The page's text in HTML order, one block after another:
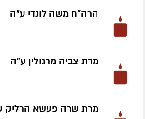
הרה"ח משה לונדי ע״ה
מרת צביה מרגולין ע״ה
מרת שרה פעשא הרליק